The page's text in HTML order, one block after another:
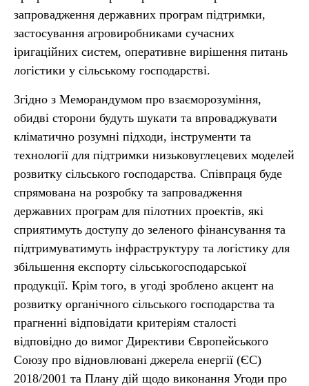
запровадження державних програм підтримки,
застосування агровиробниками сучасних
іригаційних систем, оперативне вирішення питань
логістики у сільському господарстві.
Згідно з Меморандумом про взаєморозуміння,
обидві сторони будуть шукати та впроваджувати
кліматично розумні підходи, інструменти та
технології для підтримки низьковуглецевих моделей
розвитку сільського господарства. Співпраця буде
спрямована на розробку та запровадження
державних програм для пілотних проектів, які
сприятимуть доступу до зеленого фінансування та
підтримуватимуть інфраструктуру та логістику для
збільшення експорту сільськогосподарської
продукції. Крім того, в угоді зроблено акцент на
розвитку органічного сільського господарства та
прагненні відповідати критеріям сталості
відповідно до вимог Директиви Європейського
Союзу про відновлювані джерела енергії (ЄС)
2018/2001 та Плану дій щодо виконання Угоди про